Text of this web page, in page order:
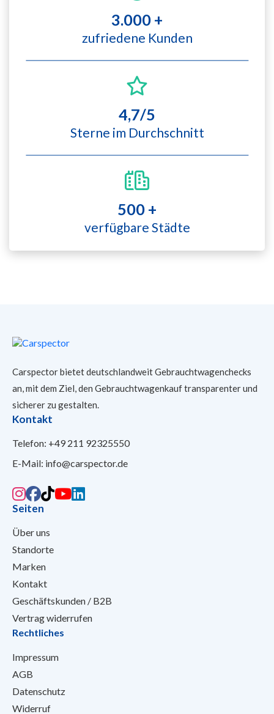
3.000 +
zufriedene Kunden
4,7/5
Sterne im Durchschnitt
500 +
verfügbare Städte
Carspector bietet deutschlandweit Gebrauchtwagenchecks
an, mit dem Ziel, den Gebrauchtwagenkauf transparenter und
sicherer zu gestalten.
Kontakt
Telefon: +49 211 92325550
E-Mail: info@carspector.de
Seiten
Über uns
Standorte
Marken
Kontakt
Geschäftskunden / B2B
Vertrag widerrufen
Rechtliches
Impressum
AGB
Datenschutz
Widerruf